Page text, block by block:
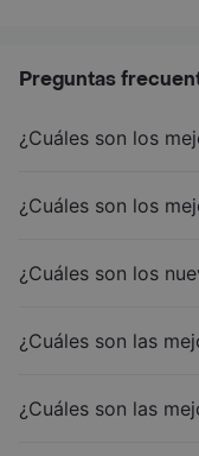
Preguntas
¿Cuáles son los
¿Cuáles son los
¿Cuáles son los
¿Cuáles son las
¿Cuáles son las